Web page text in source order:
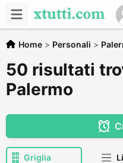
Home > Personali >
50 risultati
Palermo
Griglia